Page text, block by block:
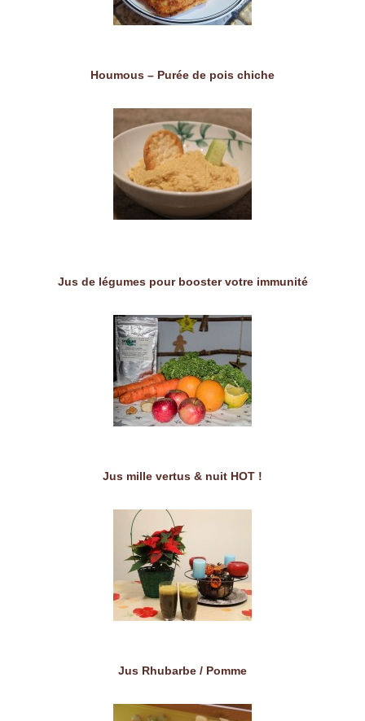
Houmous – Purée de pois chiche
Jus de légumes pour booster votre immunité
Jus mille vertus & nuit HOT !
Jus Rhubarbe / Pomme